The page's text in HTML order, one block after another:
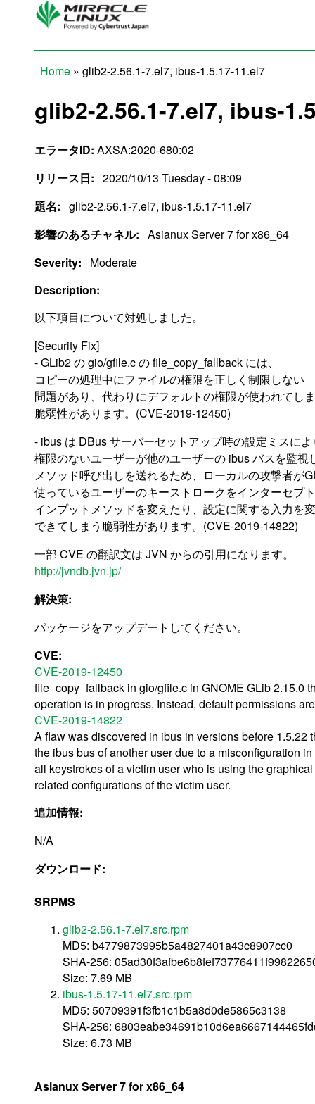
Skip to main content
Home » glib2-2.56.1-7.el7, ibus-1.5.17-11.el7
glib2-2.56.1-7.el7, ibus-
エラータID: AXSA:2020-680:02
リリース日: 2020/10/13 Tuesday - 08:09
題名: glib2-2.56.1-7.el7, ibus-1.5.17-11.el7
影響のあるチャネル: Asianux Server 7 for x86_64
Severity:
Moderate
Description:
以下項目について対処しました。
[Security Fix]
- GLib2 の gio/gfile.c の file_copy_fallback には、
コピーの処理中にファイルの権限を正しく制限しない
問題があり、代わりにデフォルトの権限が使われてし
脆弱性があります。(CVE-2019-12450)
- ibus は DBus サーバーセットアップ時の設定ミスに
権限のないユーザーが他のユーザーの ibus バスを監視
メソッド呼び出しを送れるため、ローカルの攻撃者が
使っているユーザーのキーストロークをインターセプ
インプットメソッドを変えたり、設定に関する入力を
できてしまう脆弱性があります。(CVE-2019-14822)
一部 CVE の翻訳文は JVN からの引用になります。
http://jvndb.jvn.jp/
解決策:
パッケージをアップデートしてください。
CVE:
CVE-2019-12450
file_copy_fallback in gio/gfile.c in GNOME GLib 2.15.0
operation is in progress. Instead, default permissions
CVE-2019-14822
A flaw was discovered in ibus in versions before
the ibus bus of another user due to a misconfiguration
all keystrokes of a victim user who is using the
related configurations of the victim user.
追加情報:
N/A
ダウンロード:
SRPMS
glib2-2.56.1-7.el7.src.rpm
MD5: b4779873995b5a4827401a43c8907cc0
SHA-256:
Size: 7.69 MB
ibus-1.5.17-11.el7.src.rpm
MD5: 50709391f3fb1c1b5a8d0de5865c3138
SHA-256:
Size: 6.73 MB
Asianux Server 7 for x86_64